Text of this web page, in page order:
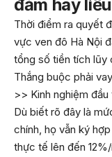
đảm hay
Thời điểm ra quyết
vực ven đô Hà Nội
tổng số tiền tích lũy
Thắng buộc phải
>> Kinh nghiệm
Dù biết rõ đây là
chính, họ vẫn ký
thực tế lên đến